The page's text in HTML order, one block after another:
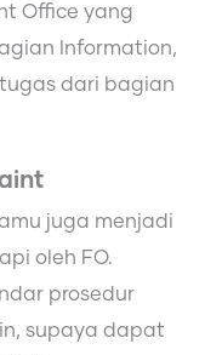
Office yang
Information,
dari bagian
juga menjadi
oleh FO.
prosedur
supaya dapat